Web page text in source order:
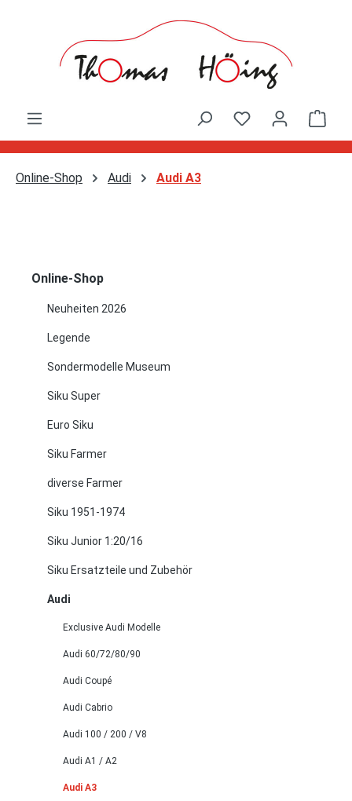
Online-Shop Audi Audi A3
Online-Shop
Neuheiten 2026
Legende
Sondermodelle Museum
Siku Super
Euro Siku
Siku Farmer
diverse Farmer
Siku 1951-1974
Siku Junior 1:20/16
Siku Ersatzteile und Zubehör
Audi
Exclusive Audi Modelle
Audi 60/72/80/90
Audi Coupé
Audi Cabrio
Audi 100 / 200 / V8
Audi A1 / A2
Audi A3